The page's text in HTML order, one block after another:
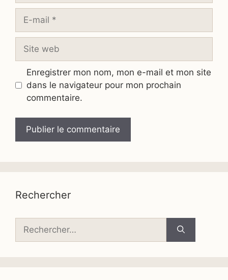
Site
Enregistrer mon nom, mon e-mail et mon site
dans le navigateur pour mon prochain
commentaire.
Rechercher